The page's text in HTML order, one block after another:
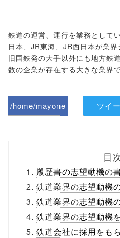
鉄道の運営、運行を業務として
日本、JR東海、JR西日本が業
旧国鉄発の大手以外にも地方鉄
数の企業が存在する大きな業界で
/home/mayone
ml/wp-
content/themes
/tapbiz_theme/
parts/sns-
ツイ
目
履歴書の志望動機の
鉄道業界の志望動機
鉄道業界の志望動機
鉄道業界の志望動機
鉄道会社に採用をも